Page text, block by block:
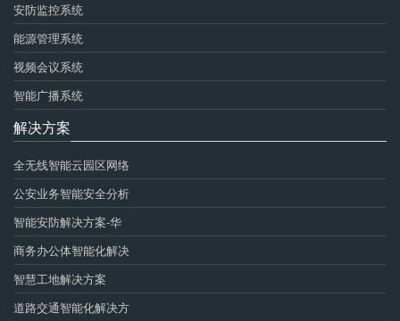
安防监控系统
能源管理系统
视频会议系统
智能广播系统
解决方案
全无线智能云园区网络
公安业务智能安全分析
智能安防解决方案-华
商务办公体智能化解决
智慧工地解决方案
道路交通智能化解决方